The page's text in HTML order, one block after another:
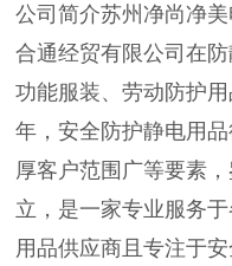
公司简介苏州净尚净
合通经贸有限公司在
功能服装、劳动防护
年，安全防护静电用
厚客户范围广等要素
立，是一家专业服务
用品供应商且专注于